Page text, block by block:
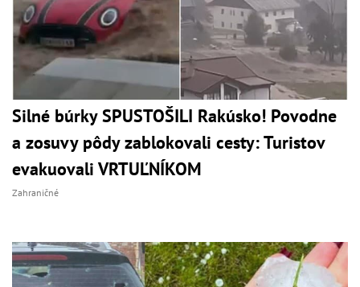
Silné búrky SPUSTOŠILI Rakúsko! Povodne
a zosuvy pôdy zablokovali cesty: Turistov
evakuovali VRTUĽNÍKOM
Zahraničné